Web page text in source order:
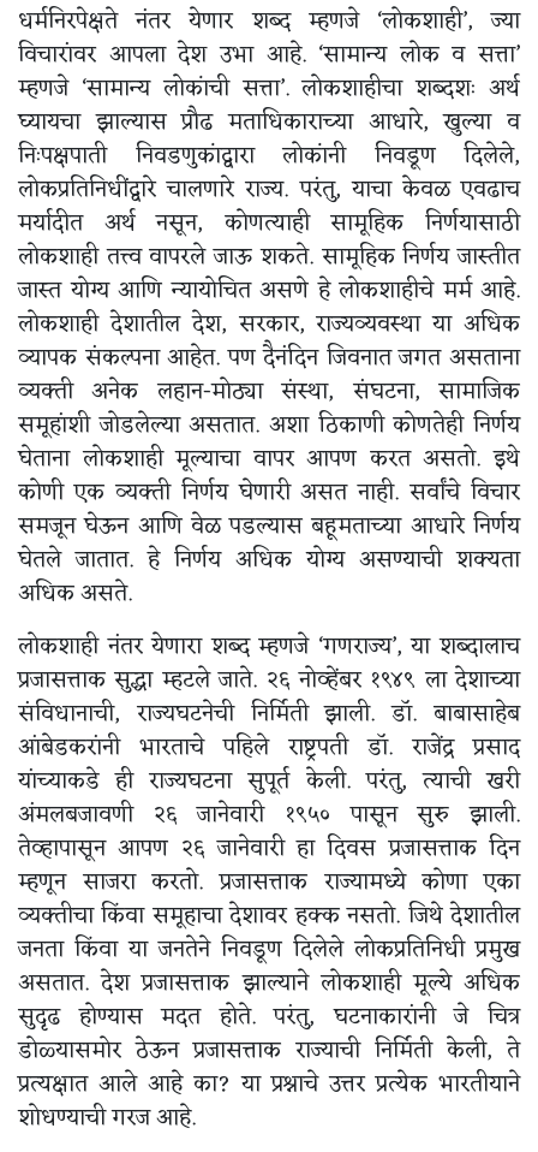
धर्मनिरपेक्षते नंतर येणार शब्द म्हणजे ‘लोकशाही’, ज्या
विचारांवर आपला देश उभा आहे. ‘सामान्य लोक व सत्ता’
म्हणजे ‘सामान्य लोकांची सत्ता’. लोकशाहीचा शब्दशः अर्थ
घ्यायचा झाल्यास प्रौढ मताधिकाराच्या आधारे, खुल्या व
निःपक्षपाती निवडणुकांद्वारा लोकांनी निवडूण दिलेले,
लोकप्रतिनिधींद्वारे चालणारे राज्य. परंतु, याचा केवळ एवढाच
मर्यादीत अर्थ नसून, कोणत्याही सामूहिक निर्णयासाठी
लोकशाही तत्त्व वापरले जाऊ शकते. सामूहिक निर्णय जास्तीत
जास्त योग्य आणि न्यायोचित असणे हे लोकशाहीचे मर्म आहे.
लोकशाही देशातील देश, सरकार, राज्यव्यवस्था या अधिक
व्यापक संकल्पना आहेत. पण दैनंदिन जिवनात जगत असताना
व्यक्ती अनेक लहान-मोठ्या संस्था, संघटना, सामाजिक
समूहांशी जोडलेल्या असतात. अशा ठिकाणी कोणतेही निर्णय
घेताना लोकशाही मूल्याचा वापर आपण करत असतो. इथे
कोणी एक व्यक्ती निर्णय घेणारी असत नाही. सर्वांचे विचार
समजून घेऊन आणि वेळ पडल्यास बहूमताच्या आधारे निर्णय
घेतले जातात. हे निर्णय अधिक योग्य असण्याची शक्यता
अधिक असते.
लोकशाही नंतर येणारा शब्द म्हणजे ‘गणराज्य’, या शब्दालाच
प्रजासत्ताक सुद्धा म्हटले जाते. २६ नोव्हेंबर १९४९ ला देशाच्या
संविधानाची, राज्यघटनेची निर्मिती झाली. डॉ. बाबासाहेब
आंबेडकरांनी भारताचे पहिले राष्ट्रपती डॉ. राजेंद्र प्रसाद
यांच्याकडे ही राज्यघटना सुपूर्त केली. परंतु, त्याची खरी
अंमलबजावणी २६ जानेवारी १९५० पासून सुरु झाली.
तेव्हापासून आपण २६ जानेवारी हा दिवस प्रजासत्ताक दिन
म्हणून साजरा करतो. प्रजासत्ताक राज्यामध्ये कोणा एका
व्यक्तीचा किंवा समूहाचा देशावर हक्क नसतो. जिथे देशातील
जनता किंवा या जनतेने निवडूण दिलेले लोकप्रतिनिधी प्रमुख
असतात. देश प्रजासत्ताक झाल्याने लोकशाही मूल्ये अधिक
सुदृढ होण्यास मदत होते. परंतु, घटनाकारांनी जे चित्र
डोळ्यासमोर ठेऊन प्रजासत्ताक राज्याची निर्मिती केली, ते
प्रत्यक्षात आले आहे का? या प्रश्नाचे उत्तर प्रत्येक भारतीयाने
शोधण्याची गरज आहे.